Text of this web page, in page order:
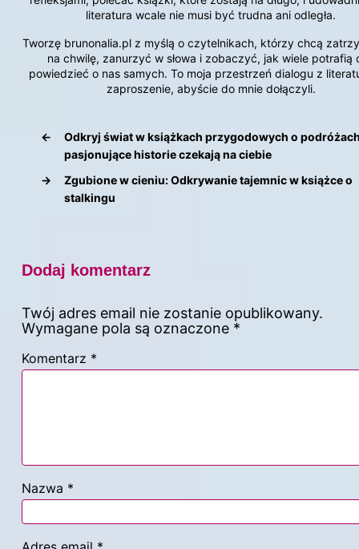
literatura wcale nie musi być trudna ani odległa.
Tworzę brunonalia.pl z myślą o czytelnikach, którzy chcą
na chwilę, zanurzyć w słowa i zobaczyć, jak wiele potrafią
powiedzieć o nas samych. To moja przestrzeń dialogu z
zaproszenie, abyście do mnie dołączyli.
←
Odkryj świat w książkach przygodowych o
pasjonujące historie czekają na ciebie
→
Zgubione w cieniu: Odkrywanie tajemnic w książce o
stalkingu
Dodaj komentarz
Twój adres email nie zostanie opublikowany.
Wymagane pola są oznaczone *
Komentarz *
Nazwa *